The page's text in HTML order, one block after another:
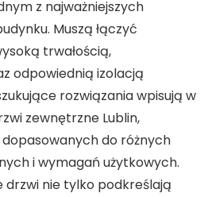
z najważniejszych
Muszą łączyć
trwałością,
odpowiednią izolacją
rozwiązania wpisują w
zewnętrzne Lublin,
do różnych
i wymagań użytkowych.
nie tylko podkreślają